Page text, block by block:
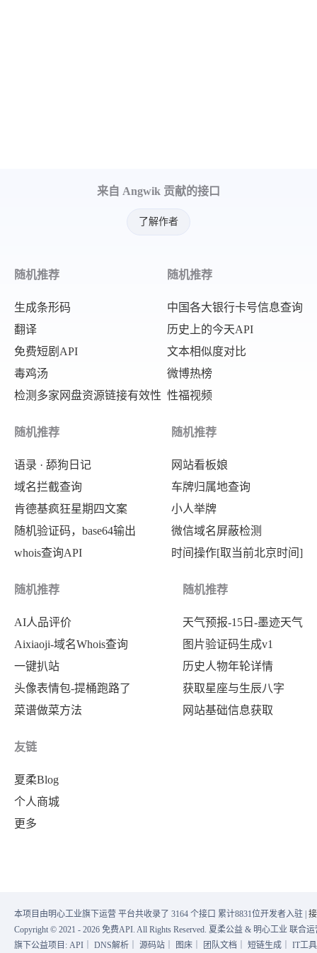
来自 Angwik 贡献的接口
了解作者
随机推荐
生成条形码
翻译
免费短剧API
毒鸡汤
检测多家网盘资源链接有效性
随机推荐
中国各大银行卡号信息查询
历史上的今天API
文本相似度对比
微博热榜
性福视频
随机推荐
语录 · 舔狗日记
域名拦截查询
肯德基疯狂星期四文案
随机验证码，base64输出
whois查询API
随机推荐
网站看板娘
车牌归属地查询
小人举牌
微信域名屏蔽检测
时间操作[取当前北京时间]
随机推荐
AI人品评价
Aixiaoji-域名Whois查询
一键扒站
头像表情包-提桶跑路了
菜谱做菜方法
随机推荐
天气预报-15日-墨迹天气
图片验证码生成v1
历史人物年轮详情
获取星座与生辰八字
网站基础信息获取
友链
夏柔Blog
个人商城
更多
本项目由明心工业旗下运营 平台共收录了 3164 个接口 累计8831位开发者入驻 |
Copyright © 2021 - 2026 免费API. All Rights Reserved. 夏柔公益 & 明心工业 联合
旗下公益项目: API DNS解析 源码站 图床 团队文档 短链生成 IT工